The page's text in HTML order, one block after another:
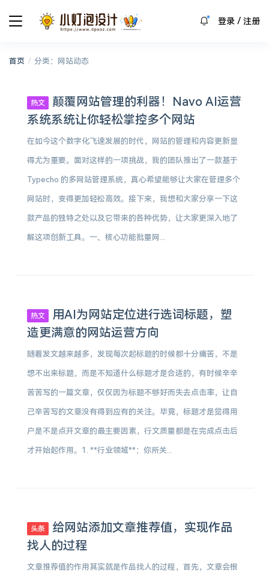
登录/ 注册
首页 / 分类：网站动态
热文
颠覆网站管理的利器！Navo AI运营
系统系统让你轻松掌控多个网站
在如今这个数字化飞速发展的时代，网站的管理和内容更新显
得尤为重要。面对这样的一项挑战，我的团队推出了一款基于
Typecho 的多网站管理系统，真心希望能够让大家在管理多个
网站时，变得更加轻松高效。接下来，我想和大家分享一下这
款产品的独特之处以及它带来的各种优势，让大家更深入地了
解这项创新工具。一、核心功能批量网...
热文
用AI为网站定位进行选词标题，塑
造更满意的网站运营方向
随着发文越来越多，发现每次起标题的时候都十分痛苦，不是
想不出来标题，而是不知道什么标题才是合适的，有时候辛辛
苦苦写的一篇文章，仅仅因为标题不够好而失去点击率，让自
己辛苦写的文章没有得到应有的关注。毕竟，标题才是觉得用
户是不是点开文章的最主要因素，行文质量都是在完成点击后
才开始起作用。1. **行业领域**：你所关...
头条
给网站添加文章推荐值，实现作品
找人的过程
文章推荐值的作用其实就是作品找人的过程，首先，文章会根